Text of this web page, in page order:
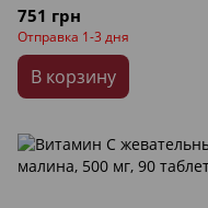
751 грн
Отправка 1-3 дня
В корзину